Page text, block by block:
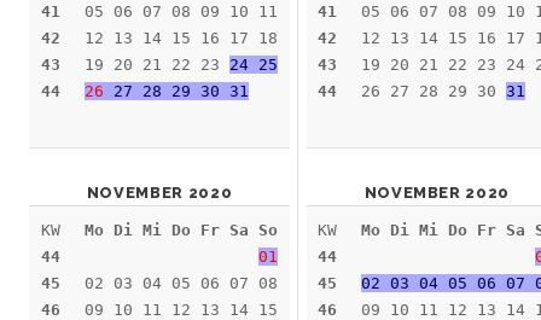
41
42
43
44
05 06 07 08 09 10 11
12 13 14 15 16 17 18
19 20 21 22 23 24 25
26 27 28 29 30 31
NOVEMBER 2020
KW
44
45
46
Mo Di Mi Do Fr Sa So
01
02 03 04 05 06 07 08
09 10 11 12 13 14 15
41
42
43
44
05 06 07 08 09 10
12 13 14 15 16 17
19 20 21 22 23 24
26 27 28 29 30 31
NOVEMBER 2020
KW
44
45
46
Mo Di Mi Do Fr Sa
02 03 04 05 06 07
09 10 11 12 13 14